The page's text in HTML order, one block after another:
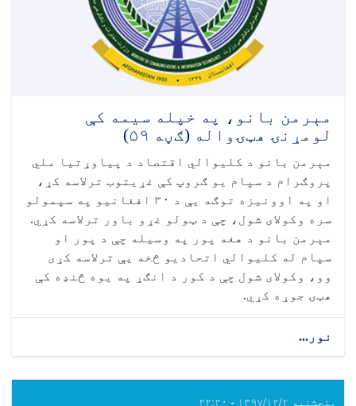
مېرمن بانو، په خپله سيمه کې
لومړنۍ هټۍواله (ګڼه ۵۹)
مېرمن بانو د کلیوالي اقتصاد د پياوړتیا ملي
پروګرام د سپام یو ګروپ کې غړیتوب ترلاسه کړ،
او په اوونیزه توګه یې د ۳۰ افغانیو په سپمولو
سره وکولای شول، چې د ټولو غړو باور ترلاسه کړي.
مېرمن بانو د هغه پور په وسیله چې د پور او
سپام له کلیوالي اتحادیو څخه یې ترلاسه کړی
وو، وکولای شول چې د کور د انګړ په یوه څنډه کې
هټۍ جوړه کړي.
نور...
پنجشنبه ۱۳۹۷/۱۲/۲ - ۲۲:۲۰